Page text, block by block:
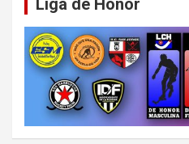
Liga de Honor